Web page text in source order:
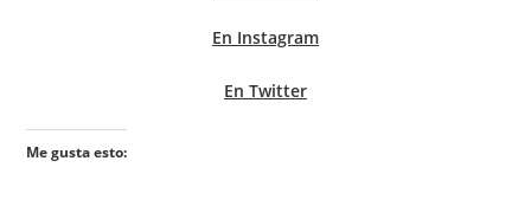
En Instagram
En Twitter
Me gusta esto: